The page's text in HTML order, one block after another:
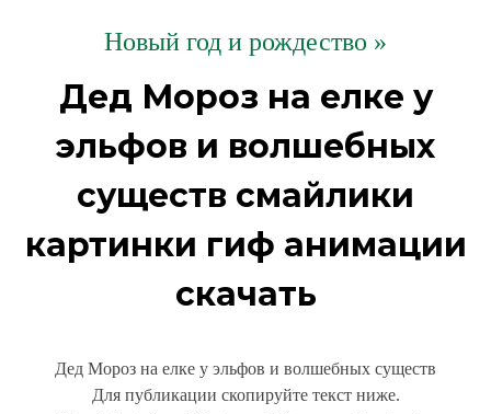
Новый год и рождество »
Дед Мороз на елке у
эльфов и волшебных
существ смайлики
картинки гиф анимации
скачать
Дед Мороз на елке у эльфов и волшебных существ
Для публикации скопируйте текст ниже.